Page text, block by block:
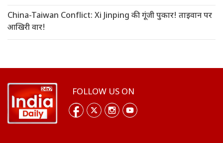
China-Taiwan Conflict: Xi Jinping की गूंजी पुकार! ताइवान पर
आखिरी वार!
FOLLOW US ON